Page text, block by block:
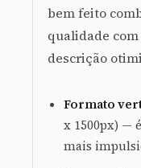
bem feito
qualidade
descrição
Formato
x 1500px) —
mais